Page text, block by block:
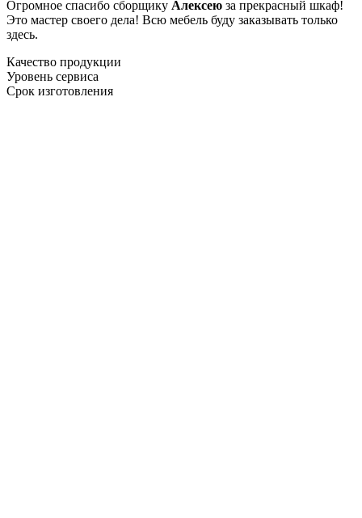
Огромное спасибо сборщику Алексею за прекрасный шкаф!
Это мастер своего дела! Всю мебель буду заказывать только
здесь.
Качество продукции
Уровень сервиса
Срок изготовления